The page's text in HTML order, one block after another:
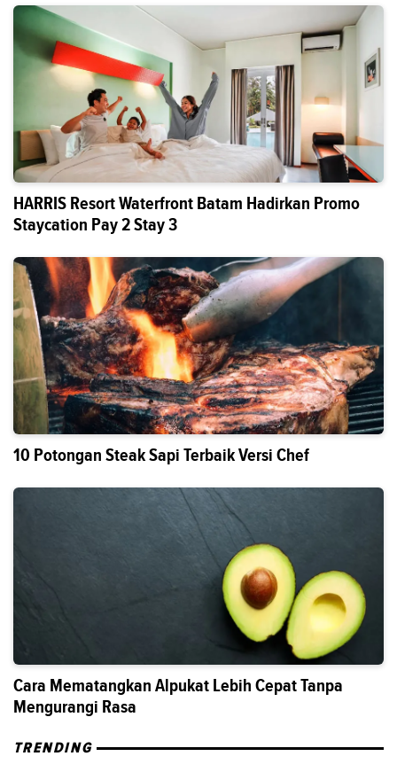
HARRIS Resort Waterfront Batam Hadirkan Promo
Staycation Pay 2 Stay 3
10 Potongan Steak Sapi Terbaik Versi Chef
Cara Mematangkan Alpukat Lebih Cepat Tanpa
Mengurangi Rasa
TRENDING